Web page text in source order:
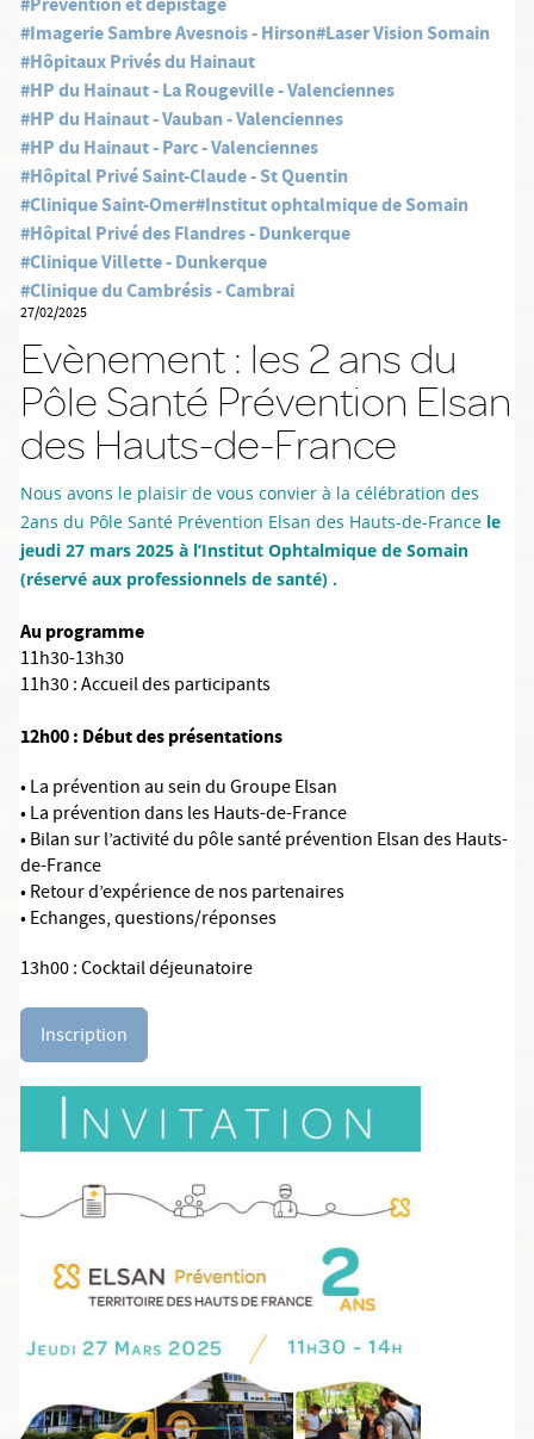
#Imagerie Sambre Avesnois - Hirson#Laser Vision Somain
#Hôpitaux Privés du Hainaut
#HP du Hainaut - La Rougeville - Valenciennes
#HP du Hainaut - Vauban - Valenciennes
#HP du Hainaut - Parc - Valenciennes
#Hôpital Privé Saint-Claude - St Quentin
#Clinique Saint-Omer#Institut ophtalmique de Somain
#Hôpital Privé des Flandres - Dunkerque
#Clinique Villette - Dunkerque
#Clinique du Cambrésis - Cambrai
27/02/2025
Evènement : les 2 ans du
Pôle Santé Prévention Elsan
des Hauts-de-France
Nous avons le plaisir de vous convier à la célébration des
2ans du Pôle Santé Prévention Elsan des Hauts-de-France le
jeudi 27 mars 2025 à l’Institut Ophtalmique de Somain
(réservé aux professionnels de santé) .
Au programme
11h30-13h30
11h30 : Accueil des participants
12h00 : Début des présentations
• La prévention au sein du Groupe Elsan
• La prévention dans les Hauts-de-France
• Bilan sur l’activité du pôle santé prévention Elsan des Hauts-
de-France
• Retour d’expérience de nos partenaires
• Echanges, questions/réponses
13h00 : Cocktail déjeunatoire
Inscription